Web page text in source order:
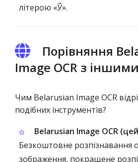
літерою «Ў».
Порівняння
Image OCR з
Чим Belarusian Image OCR
подібних інструментів?
Belarusian Image OCR (цей
Безкоштовне розпізнавання
зображення, покращене